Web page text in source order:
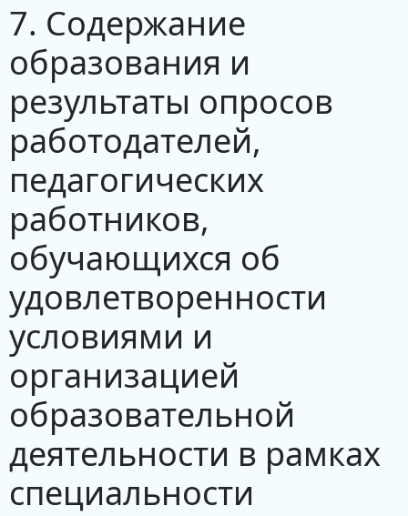
7. Содержание
образования и
результаты опросов
работодателей,
педагогических
работников,
обучающихся об
удовлетворенности
условиями и
организацией
образовательной
деятельности в рамках
специальности